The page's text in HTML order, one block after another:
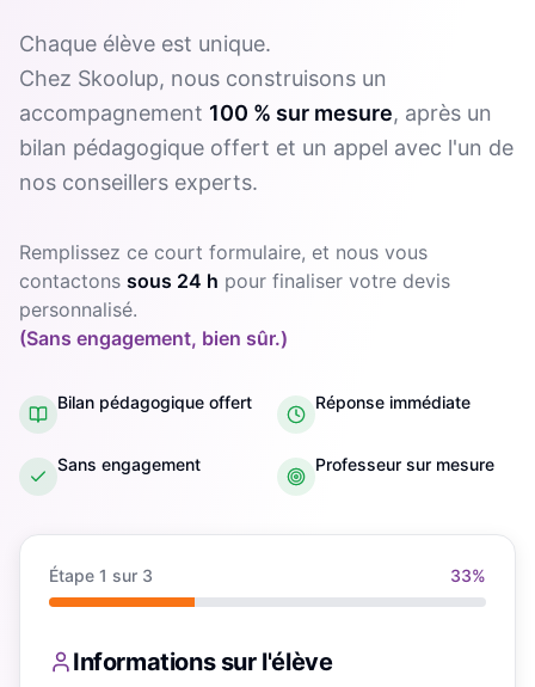
Chaque élève est unique.
Chez Skoolup, nous construisons un
accompagnement 100 % sur mesure, après un
bilan pédagogique offert et un appel avec l'un de
nos conseillers experts.
Remplissez ce court formulaire, et nous vous
contactons sous 24 h pour finaliser votre devis
personnalisé.
(Sans engagement, bien sûr.)
Bilan pédagogique offert Réponse immédiate
Sans engagement Professeur sur mesure
Étape 1 sur 3 33%
Informations sur l'élève